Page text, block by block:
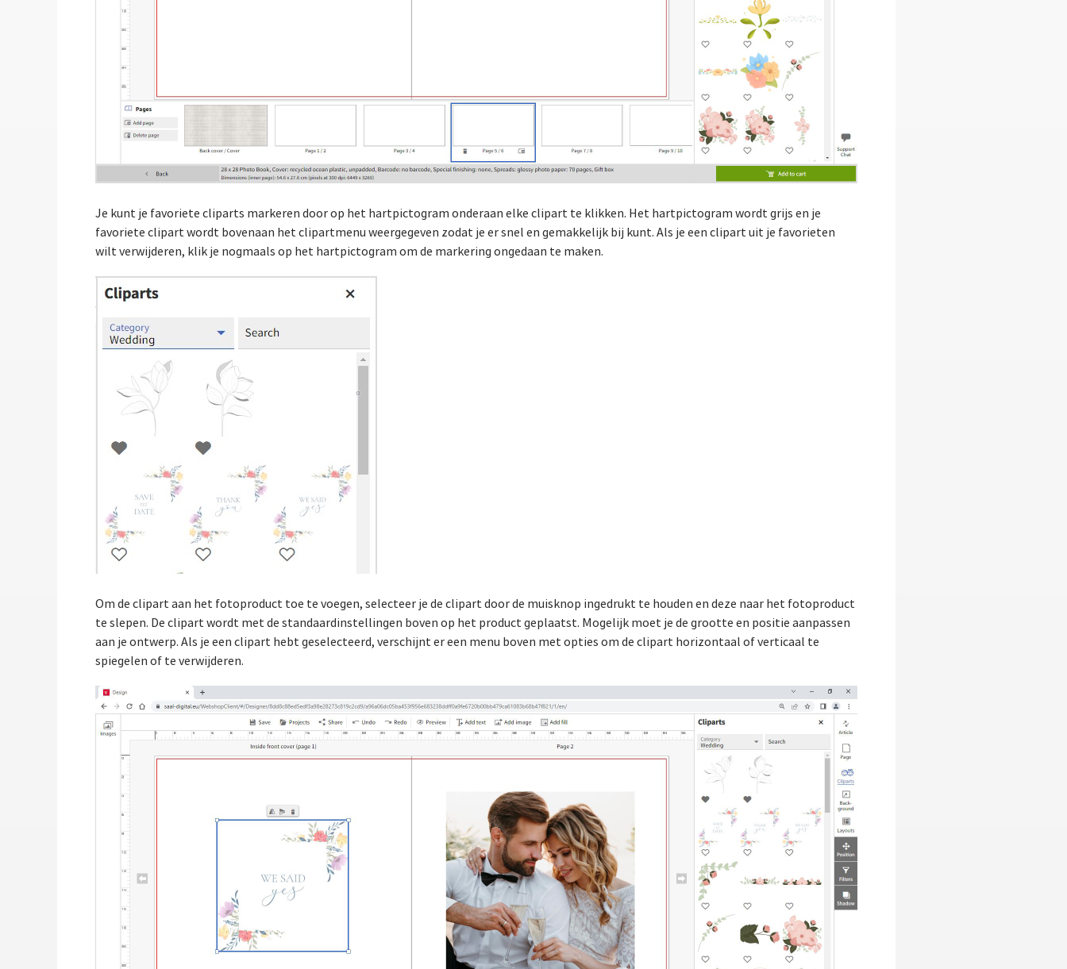
Je kunt je favoriete cliparts markeren door op het hartpictogram onderaan elke clipart te klikken. Het hartpictogram wordt grijs en je
favoriete clipart wordt bovenaan het clipartmenu weergegeven zodat je er snel en gemakkelijk bij kunt. Als je een clipart uit je favorieten
wilt verwijderen, klik je nogmaals op het hartpictogram om de markering ongedaan te maken.
Om de clipart aan het fotoproduct toe te voegen, selecteer je de clipart door de muisknop ingedrukt te houden en deze naar het fotoproduct
te slepen. De clipart wordt met de standaardinstellingen boven op het product geplaatst. Mogelijk moet je de grootte en positie aanpassen
aan je ontwerp. Als je een clipart hebt geselecteerd, verschijnt er een menu boven met opties om de clipart horizontaal of verticaal te
spiegelen of te verwijderen.